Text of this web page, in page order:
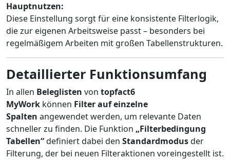
Hauptnutzen:
Diese Einstellung sorgt für eine konsistente Filterlogik,
die zur eigenen Arbeitsweise passt – besonders bei
regelmäßigem Arbeiten mit großen Tabellenstrukturen.
Detaillierter Funktionsumfang
In allen Beleglisten von topfact6
MyWork können Filter auf einzelne
Spalten angewendet werden, um relevante Daten
schneller zu finden. Die Funktion „Filterbedingung
Tabellen“definiert dabei den Standardmodusder
Filterung, der bei neuen Filteraktionen voreingestellt ist.